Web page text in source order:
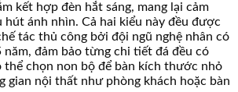
kết hợp đèn hắt sáng, mang lại cảm
hút ánh nhìn. Cả hai kiểu này đều được
tác thủ công bởi đội ngũ nghệ nhân có
năm, đảm bảo từng chi tiết đá đều có
thể chọn non bộ để bàn kích thước nhỏ
gian nội thất như phòng khách hoặc bàn